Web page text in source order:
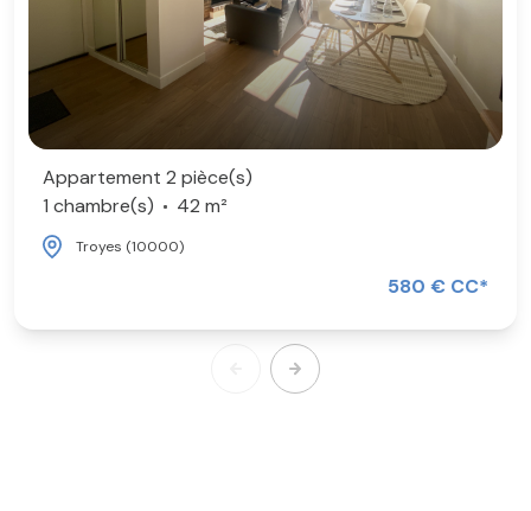
Appartement 2 pièce(s)
1 chambre(s)
42 m²
Troyes (10000)
580 € CC*